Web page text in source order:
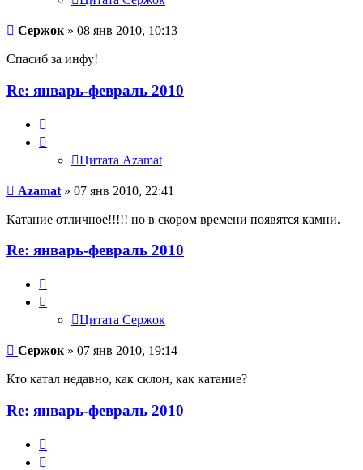
Сержок » 08 янв 2010, 10:13
Спасиб за инфу!
Re: январь-февраль 2010
Цитата Azamat
Azamat » 07 янв 2010, 22:41
Катание отличное!!!!! но в скором времени появятся камни.
Re: январь-февраль 2010
Цитата Сержок
Сержок » 07 янв 2010, 19:14
Кто катал недавно, как склон, как катание?
Re: январь-февраль 2010